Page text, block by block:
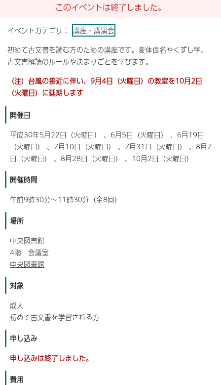
このイベントは終了しました。
イベントカテゴリ： 講座・講演会
初めて古文書を読む方のための講座です。変体仮名やくずし字、
古文書解読のルールや決まりごとを学びます。
（注）台風の接近に伴い、9月4日（火曜日）の教室を10月2日
（火曜日）に延期します
開催日
平成30年5月22日（火曜日） 、6月5日（火曜日） 、6月19日
（火曜日） 、7月10日（火曜日） 、7月31日（火曜日） 、8月7
日（火曜日） 、8月28日（火曜日） 、10月2日（火曜日）
開催時間
午前9時30分～11時30分（全8回）
場所
中央図書館
4階 会議室
中央図書館
対象
成人
初めて古文書を学習される方
申し込み
申し込みは終了しました。
費用